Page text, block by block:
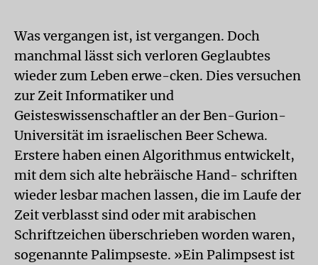
Was vergangen ist, ist vergangen. Doch
manchmal lässt sich verloren Geglaubtes
wieder zum Leben erwe-cken. Dies versuchen
zur Zeit Informatiker und
Geisteswissenschaftler an der Ben-Gurion-
Universität im israelischen Beer Schewa.
Erstere haben einen Algorithmus entwickelt,
mit dem sich alte hebräische Hand- schriften
wieder lesbar machen lassen, die im Laufe der
Zeit verblasst sind oder mit arabischen
Schriftzeichen überschrieben worden waren,
sogenannte Palimpseste. »Ein Palimpsest ist